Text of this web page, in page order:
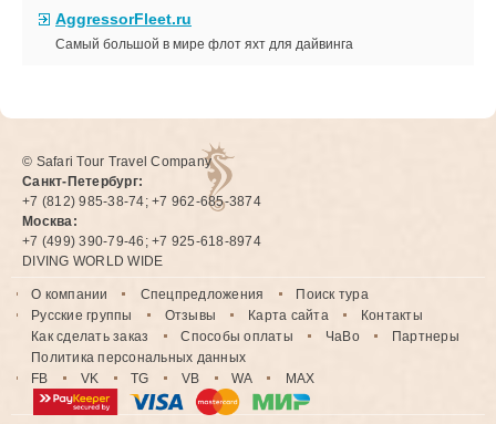
AggressorFleet.ru
Самый большой в мире флот яхт для дайвинга
© Safari Tour Travel Company
Санкт-Петербург:
+7 (812) 985-38-74; +7 962-685-3874
Москва:
+7 (499) 390-79-46; +7 925-618-8974
DIVING WORLD WIDE
О компании Спецпредложения
Поиск тура
Русские группы
Отзывы Карта сайта
Контакты
Как сделать заказ
Способы оплаты ЧаВо
Партнеры
Политика персональных данных
FB
VK TG VB WA MAX